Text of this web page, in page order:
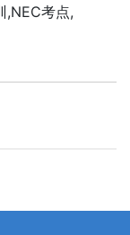
,NEC考点,